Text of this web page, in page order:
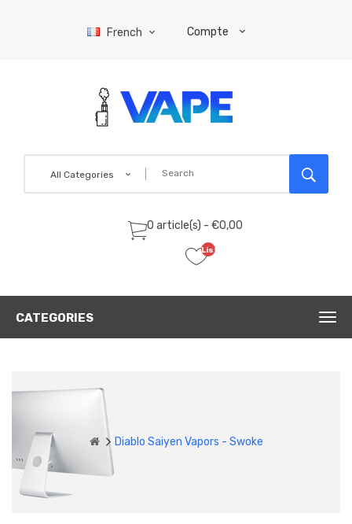
French Compte
All Categories
0 article(s) - €0,00
Liste
(0)
CATEGORIES
Diablo Saiyen Vapors - Swoke